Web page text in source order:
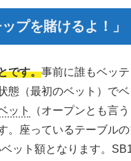
プを賭けるよ！」
です。事前に誰もベッ
態（最初のベット）で
ット
（オープンとも言
。座っているテーブル
ベット額となります。